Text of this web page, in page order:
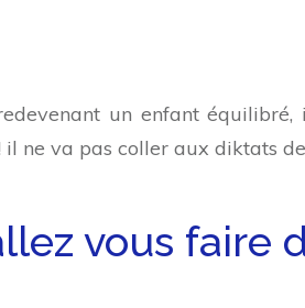
un enfant
il ne va pas coller aux diktats
vous faire